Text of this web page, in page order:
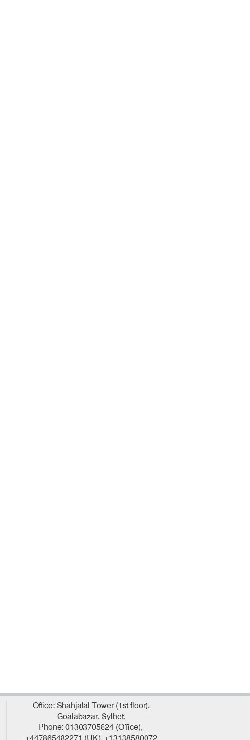
Office: Shahjalal Tower (1st floor),
Goalabazar, Sylhet.
Phone: 01303705824 (Office),